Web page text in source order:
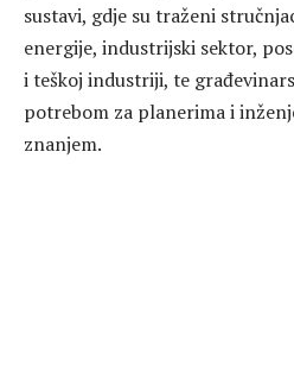
sustavi, gdje su traženi
energije, industrijski sektor,
i teškoj industriji, te
potrebom za planerima i
znanjem.